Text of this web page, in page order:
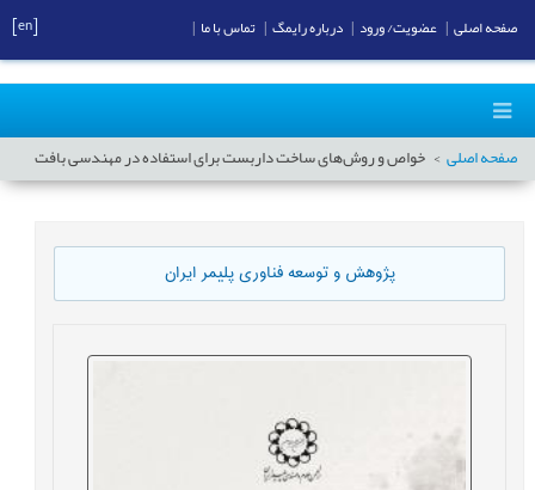
صفحه اصلی خواص و روش‌های ساخت داربست‌ برای استفاده در مهندسی بافت
پژوهش و توسعه فناوری پلیمر ایران
صفحه اصلی عضویت/ ورود درباره رایمگ تماس با ما